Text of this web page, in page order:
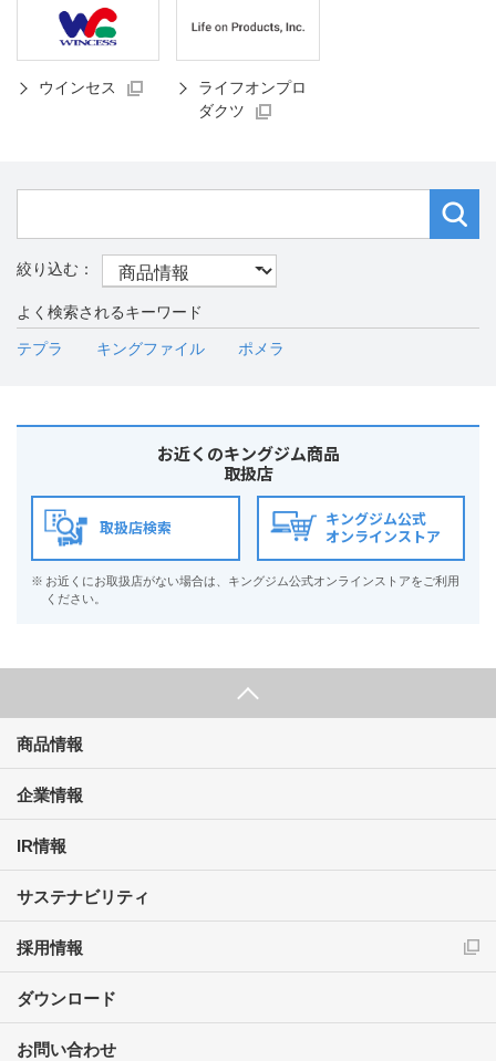
ウインセス
ライフオンプロ
ダクツ
よく検索されるキーワード
テプラ キングファイル ポメラ
お近くのキングジム商品
取扱店
取扱店検索
キングジム公式
オンラインストア
※ お近くにお取扱店がない場合は、キングジム公式オンラインストアをご利用
ください。
商品情報
企業情報
IR情報
サステナビリティ
採用情報
ダウンロード
お問い合わせ